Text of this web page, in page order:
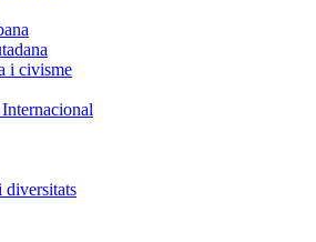
i civisme
diversitats